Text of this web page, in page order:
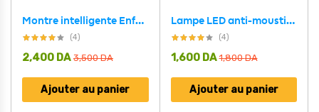
Montre intelligente Enfants Localisation Tracker SOS appel caméra
(4)
3,500DA
2,400 DA
Ajouter au panier
Lampe LED anti-moustiques USB silencieux
(4)
1,800DA
1,600 DA
Ajouter au panier